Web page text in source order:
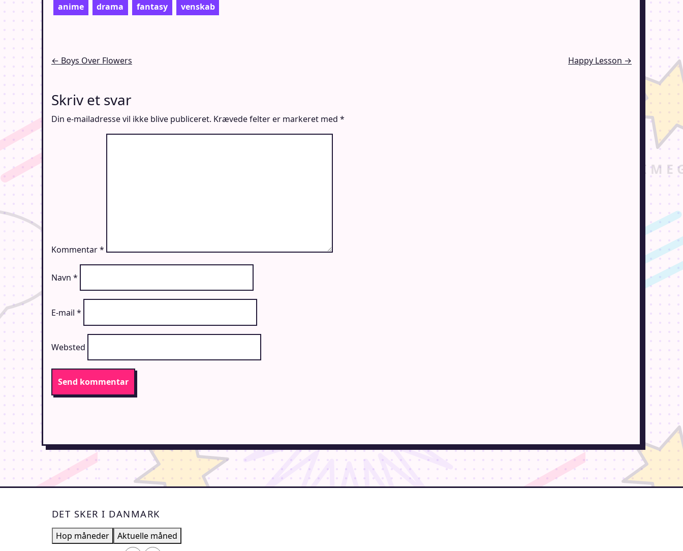
anime drama fantasy venskab
Indlægsnavigation
← Boys Over Flowers Happy Lesson →
Skriv et svar
Din e-mailadresse vil ikke blive publiceret. Krævede felter er markeret med *
Kommentar*
Navn *
E-mail *
Websted
DET SKER I DANMARK
Hop måneder Aktuelle måned